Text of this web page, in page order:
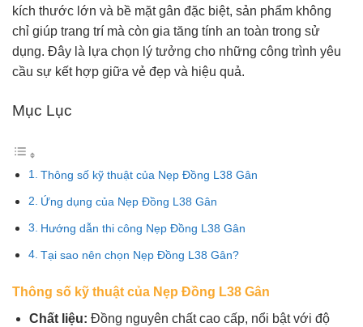
kích thước lớn và bề mặt gân đặc biệt, sản phẩm không
chỉ giúp trang trí mà còn gia tăng tính an toàn trong sử
dụng. Đây là lựa chọn lý tưởng cho những công trình yêu
cầu sự kết hợp giữa vẻ đẹp và hiệu quả.
Mục Lục
Thông số kỹ thuật của Nẹp Đồng L38 Gân
Ứng dụng của Nẹp Đồng L38 Gân
Hướng dẫn thi công Nẹp Đồng L38 Gân
Tại sao nên chọn Nẹp Đồng L38 Gân?
Thông số kỹ thuật của Nẹp Đồng L38 Gân
Chất liệu: Đồng nguyên chất cao cấp, nổi bật với độ